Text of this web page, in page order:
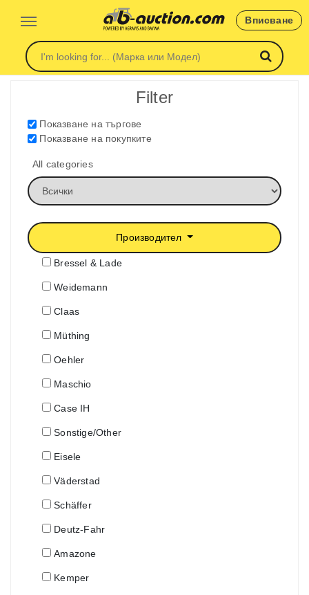
Вписване
Filter
Показване на търгове
Показване на покупките
All categories
Производител
Bressel & Lade
Weidemann
Claas
Müthing
Oehler
Maschio
Case IH
Sonstige/Other
Eisele
Väderstad
Schäffer
Deutz-Fahr
Amazone
Kemper